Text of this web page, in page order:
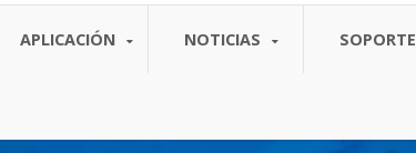
APLICACIÓN NOTICIAS SOPORTE